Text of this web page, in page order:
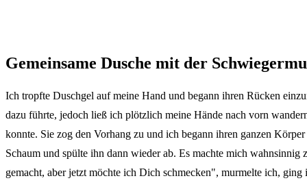
Gemeinsame Dusche mit der
Ich tropfte Duschgel auf meine Hand und begann ihren Rücken
dazu führte, jedoch ließ ich plötzlich meine Hände nach vorn
konnte. Sie zog den Vorhang zu und ich begann ihren ganzen
Schaum und spülte ihn dann wieder ab. Es machte mich
gemacht, aber jetzt möchte ich Dich schmecken", murmelte ich,